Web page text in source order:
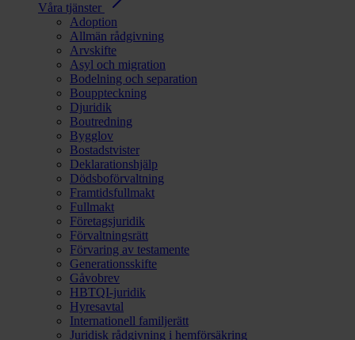
Våra tjänster
Adoption
Allmän rådgivning
Arvskifte
Asyl och migration
Bodelning och separation
Bouppteckning
Djuridik
Boutredning
Bygglov
Bostadstvister
Deklarationshjälp
Dödsboförvaltning
Framtidsfullmakt
Fullmakt
Företagsjuridik
Förvaltningsrätt
Förvaring av testamente
Generationsskifte
Gåvobrev
HBTQI-juridik
Hyresavtal
Internationell familjerätt
Juridisk rådgivning i hemförsäkring